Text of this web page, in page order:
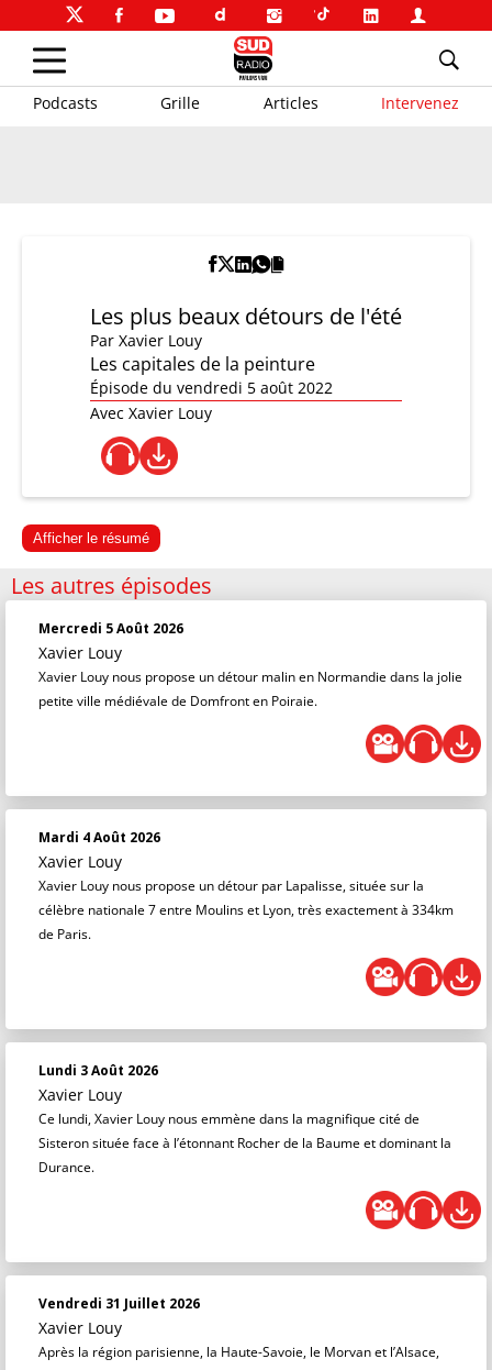
Podcasts Grille Articles Intervenez
Les plus beaux détours de l'été
Par Xavier Louy
Les capitales de la peinture
Épisode du vendredi 5 août 2022
Avec Xavier Louy
Afficher le résumé
Les autres épisodes
Mercredi 5 Août 2026
Xavier Louy
Xavier Louy nous propose un détour malin en Normandie dans la jolie
petite ville médiévale de Domfront en Poiraie.
Mardi 4 Août 2026
Xavier Louy
Xavier Louy nous propose un détour par Lapalisse, située sur la
célèbre nationale 7 entre Moulins et Lyon, très exactement à 334km
de Paris.
Lundi 3 Août 2026
Xavier Louy
Ce lundi, Xavier Louy nous emmène dans la magnifique cité de
Sisteron située face à l’étonnant Rocher de la Baume et dominant la
Durance.
Vendredi 31 Juillet 2026
Xavier Louy
Après la région parisienne, la Haute-Savoie, le Morvan et l’Alsace,